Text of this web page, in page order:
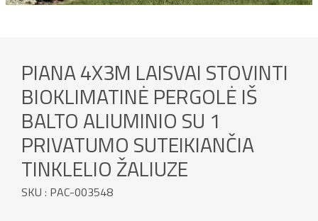
PIANA 4X3M LAISVAI STOVINTI
BIOKLIMATINĖ PERGOLĖ IŠ
BALTO ALIUMINIO SU 1
PRIVATUMO SUTEIKIANČIA
TINKLELIO ŽALIUZE
SKU : PAC-003548